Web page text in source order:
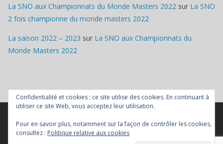
La SNO aux Championnats du Monde Masters 2022 sur La SNO
2 fois championne du monde masters 2022
La saison 2022 – 2023 sur La SNO aux Championnats du
Monde Masters 2022
Copyright © 2026Société Nautique de l'Oise
Confidentialité et cookies : ce site utilise des cookies. En continuant à
utiliser ce site Web, vous acceptez leur utilisation.
Pour en savoir plus, notamment sur la façon de contrôler les cookies,
consultez : Politique relative aux cookies